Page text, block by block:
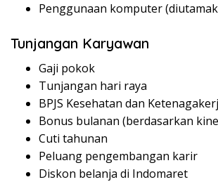
Penggunaan komputer
Tunjangan Karyawan
Gaji pokok
Tunjangan hari raya
BPJS Kesehatan dan
Bonus bulanan (berdasarkan
Cuti tahunan
Peluang pengembangan karir
Diskon belanja di Indomaret